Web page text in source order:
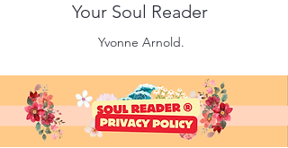
Your Soul Reader
Yvonne Arnold.